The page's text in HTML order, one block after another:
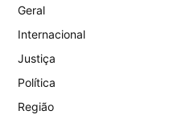
Geral
Internacional
Justiça
Política
Região